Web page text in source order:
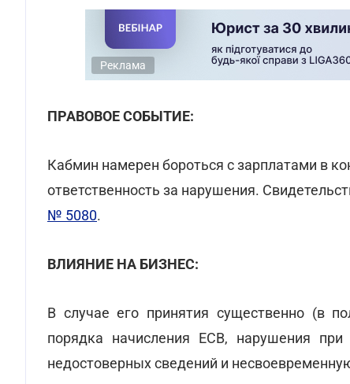
Реклама
ПРАВОВОЕ СОБЫТИЕ:
Кабмин намерен бороться с зарплатами в
ответственность за нарушения.
№ 5080.
ВЛИЯНИЕ НА БИЗНЕС:
В случае его принятия существенно (в
порядка начисления ЕСВ, нарушения
недостоверных сведений и